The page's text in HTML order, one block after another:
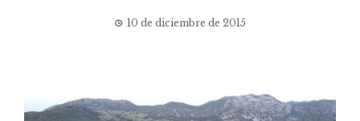
10 de diciembre de 2015